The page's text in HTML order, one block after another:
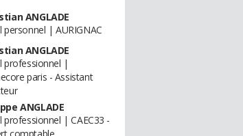
ANGLADE
personnel | AURIGNAC
ANGLADE
professionnel |
paris - Assistant
ANGLADE
professionnel | CAEC33 -